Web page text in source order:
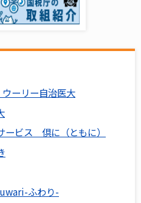
ーリー自治医大
ービス 倶に（ともに）
ふわり-